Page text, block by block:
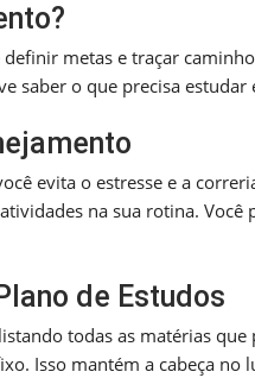
metas e traçar
saber o que precisa estudar
evita o estresse e a
na sua rotina.
de Estudos
todas as matérias
Isso mantém a cabeça